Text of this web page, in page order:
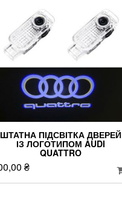
ШТАТНА ПІДСВІТКА ДВЕРЕЙ
ІЗ ЛОГОТИПОМ AUDI
QUATTRO
₴